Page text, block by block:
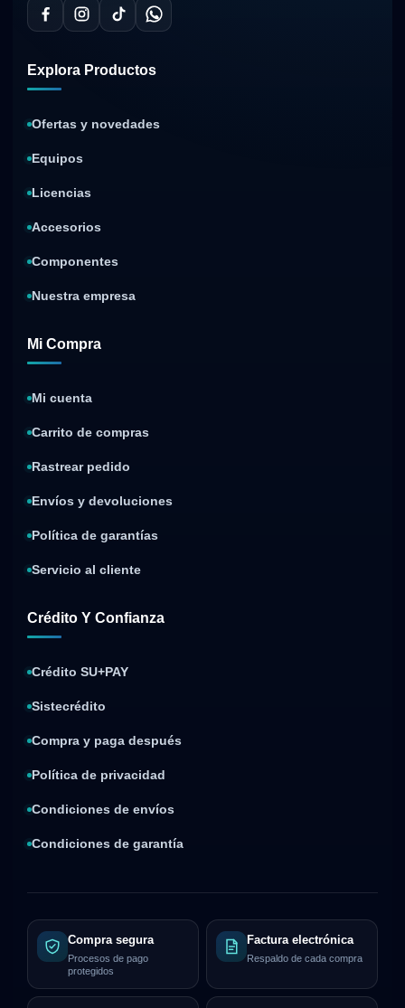
Explora Productos
Ofertas y novedades
Equipos
Licencias
Accesorios
Componentes
Nuestra empresa
Mi Compra
Mi cuenta
Carrito de compras
Rastrear pedido
Envíos y devoluciones
Política de garantías
Servicio al cliente
Crédito Y Confianza
Crédito SU+PAY
Sistecrédito
Compra y paga después
Política de privacidad
Condiciones de envíos
Condiciones de garantía
Compra segura
Procesos de pago
protegidos
Factura electrónica
Respaldo de cada compra